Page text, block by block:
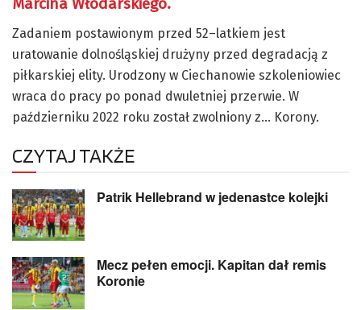
Marcina Włodarskiego.
Zadaniem postawionym przed 52–latkiem jest
uratowanie dolnośląskiej drużyny przed degradacją z
piłkarskiej elity. Urodzony w Ciechanowie szkoleniowiec
wraca do pracy po ponad dwuletniej przerwie. W
październiku 2022 roku został zwolniony z… Korony.
CZYTAJ TAKŻE
Patrik Hellebrand w jedenastce kolejki
Mecz pełen emocji. Kapitan dał remis
Koronie